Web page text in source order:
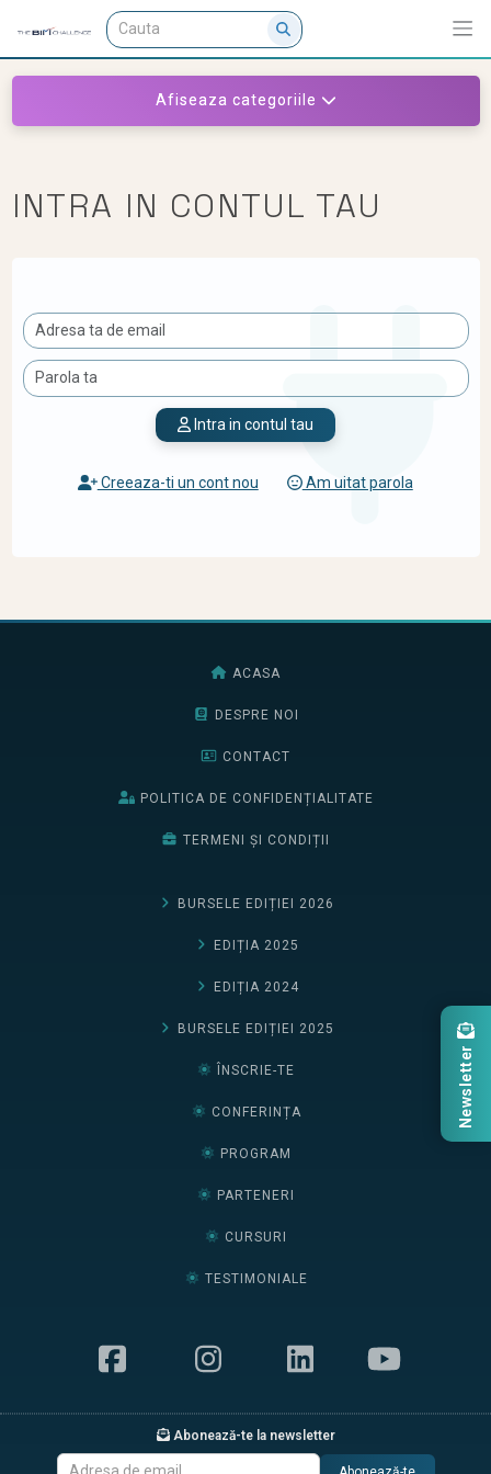
Afiseaza categoriile
INTRA IN CONTUL TAU
Intra in contul tau
Creeaza-ti un cont nou Am uitat parola
ACASA
DESPRE NOI
CONTACT
POLITICA DE CONFIDENȚIALITATE
TERMENI ȘI CONDIȚII
BURSELE EDIȚIEI 2026
EDIȚIA 2025
EDIȚIA 2024
BURSELE EDIȚIEI 2025
ÎNSCRIE-TE
CONFERINȚA
PROGRAM
PARTENERI
CURSURI
TESTIMONIALE
Abonează-te la newsletter
Newsletter